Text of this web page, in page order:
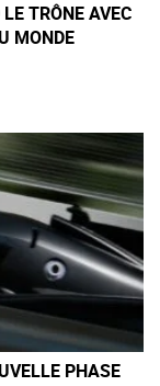
TRÔNE AVEC
MONDE
PHASE